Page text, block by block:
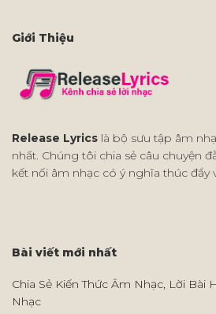
Giới Thiệu
Release Lyrics là bộ sưu tập âm
nhất. Chúng tôi chia sẻ câu chuyện
kết nối âm nhạc có ý nghĩa thúc đẩy
Bài viết mới nhất
Chia Sẻ Kiến Thức Âm Nhạc, Lời Bài
Nhạc